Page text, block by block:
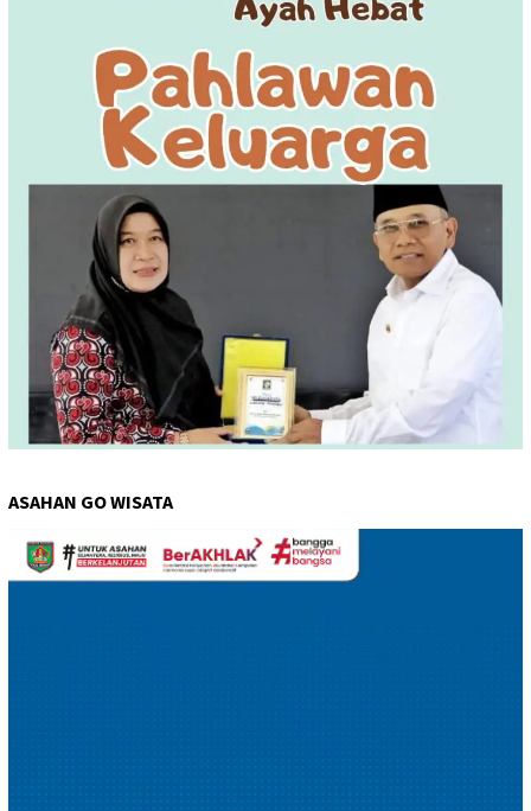
ASAHAN GO WISATA
Pemutar
Video